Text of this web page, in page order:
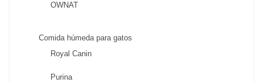
OWNAT
Comida húmeda para gatos
Royal Canin
Purina